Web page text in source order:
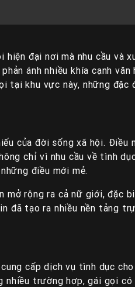
đại nơi mà nhu cầu và
ánh nhiều khía cạnh
tại khu vực này, những
của đời sống xã hội. Điều
chỉ vì nhu cầu về tình
điều mới mẻ.
rộng ra cả nữ giới, đặc
đã tạo ra nhiều nền tảng
cấp dịch vụ tình dục
trường hợp, gái gọi